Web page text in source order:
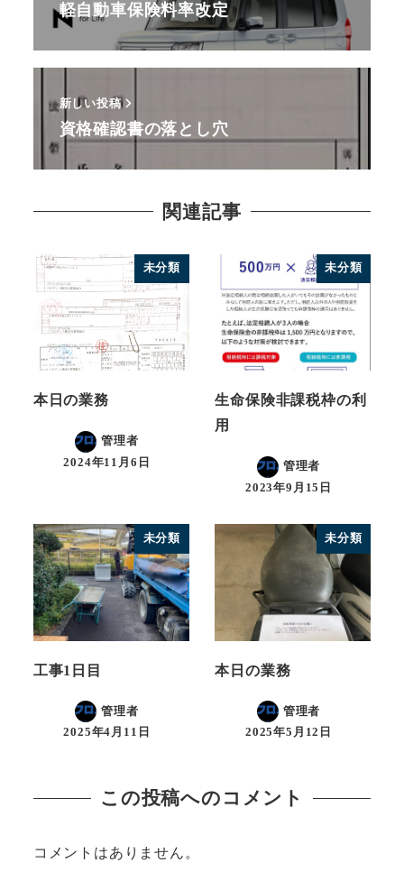
軽自動車保険料率改定
新しい投稿
資格確認書の落とし穴
関連記事
未分類
本日の業務
管理者
2024年11月6日
未分類
生命保険非課税枠の利
用
管理者
2023年9月15日
未分類
工事1日目
管理者
2025年4月11日
未分類
本日の業務
管理者
2025年5月12日
この投稿へのコメント
コメントはありません。